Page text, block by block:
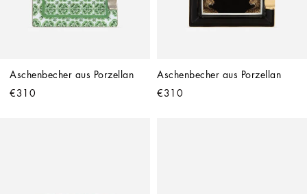
Aschenbecher aus Porzellan
€310
Aschenbecher aus Porzellan
€310